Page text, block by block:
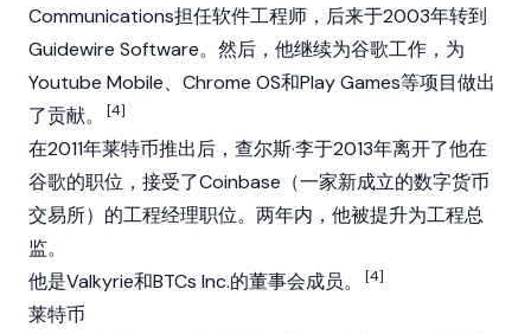
Communications担任软件工程师，后来于2003年转到
Guidewire Software。然后，他继续为谷歌工作，为
Youtube Mobile、Chrome OS和Play Games等项目做出
了贡献。
[4]
在2011年莱特币推出后，查尔斯·李于2013年离开了他在
谷歌的职位，接受了Coinbase（一家新成立的数字货币
交易所）的工程经理职位。两年内，他被提升为工程总
监。
他是Valkyrie和BTCs Inc.的董事会成员。
[4]
莱特币